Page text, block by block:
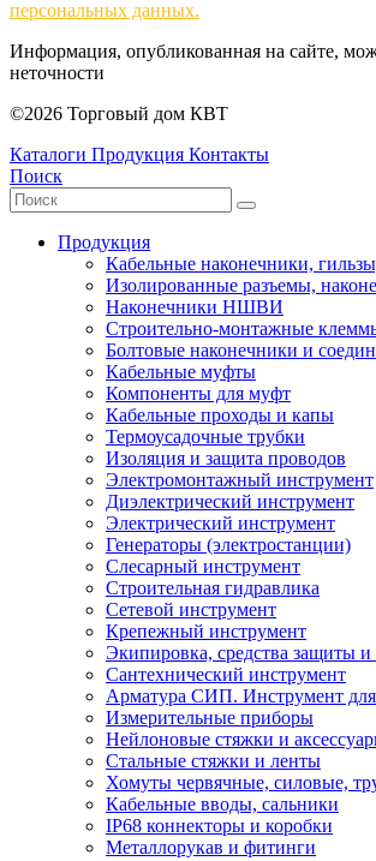
персональных данных.
Информация, опубликованная на сайте,
неточности
©2026 Торговый дом КВТ
Каталоги Продукция Контакты
Поиск
Продукция
Кабельные наконечники,
Изолированные разъемы,
Наконечники НШВИ
Строительно-монтажные
Болтовые наконечники и
Кабельные муфты
Компоненты для муфт
Кабельные проходы и капы
Термоусадочные трубки
Изоляция и защита проводов
Электромонтажный инструмент
Диэлектрический инструмент
Электрический инструмент
Генераторы (электростанции)
Слесарный инструмент
Строительная гидравлика
Сетевой инструмент
Крепежный инструмент
Экипировка, средства защиты и
Сантехнический инструмент
Арматура СИП. Инструмент
Измерительные приборы
Нейлоновые стяжки и
Стальные стяжки и ленты
Хомуты червячные, силовые,
Кабельные вводы, сальники
IP68 коннекторы и коробки
Металлорукав и фитинги